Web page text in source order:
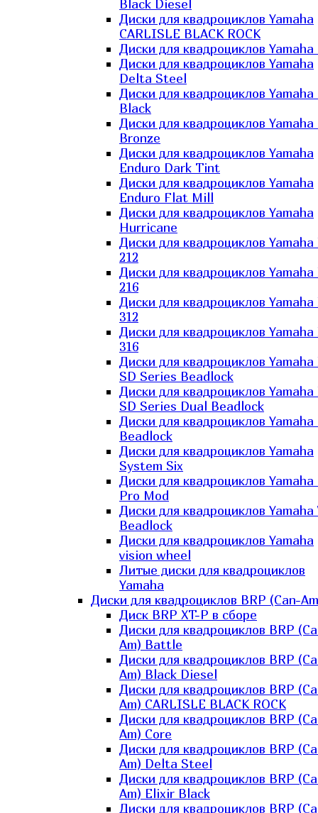
Black Diesel
Диски для квадроциклов Yamaha
CARLISLE BLACK ROCK
Диски для квадроциклов Yamaha
Диски для квадроциклов Yamaha
Delta Steel
Диски для квадроциклов
Black
Диски для квадроциклов
Bronze
Диски для квадроциклов Yamaha
Enduro Dark Tint
Диски для квадроциклов Yamaha
Enduro Flat Mill
Диски для квадроциклов Yamaha
Hurricane
Диски для квадроциклов
212
Диски для квадроциклов
216
Диски для квадроциклов
312
Диски для квадроциклов
316
Диски для квадроциклов
SD Series Beadlock
Диски для квадроциклов
SD Series Dual Beadlock
Диски для квадроциклов Yamaha
Beadlock
Диски для квадроциклов Yamaha
System Six
Диски для квадроциклов Yamaha
Pro Mod
Диски для квадроциклов Yamaha
Beadlock
Диски для квадроциклов Yamaha
vision wheel
Литые диски для квадроциклов
Yamaha
Диски для квадроциклов BRP (Can-
Диск BRP XT-P в сборе
Диски для квадроциклов BRP
Am) Battle
Диски для квадроциклов BRP
Am) Black Diesel
Диски для квадроциклов BRP
Am) CARLISLE BLACK ROCK
Диски для квадроциклов BRP
Am) Core
Диски для квадроциклов BRP
Am) Delta Steel
Диски для квадроциклов BRP
Am) Elixir Black
Диски для квадроциклов BRP